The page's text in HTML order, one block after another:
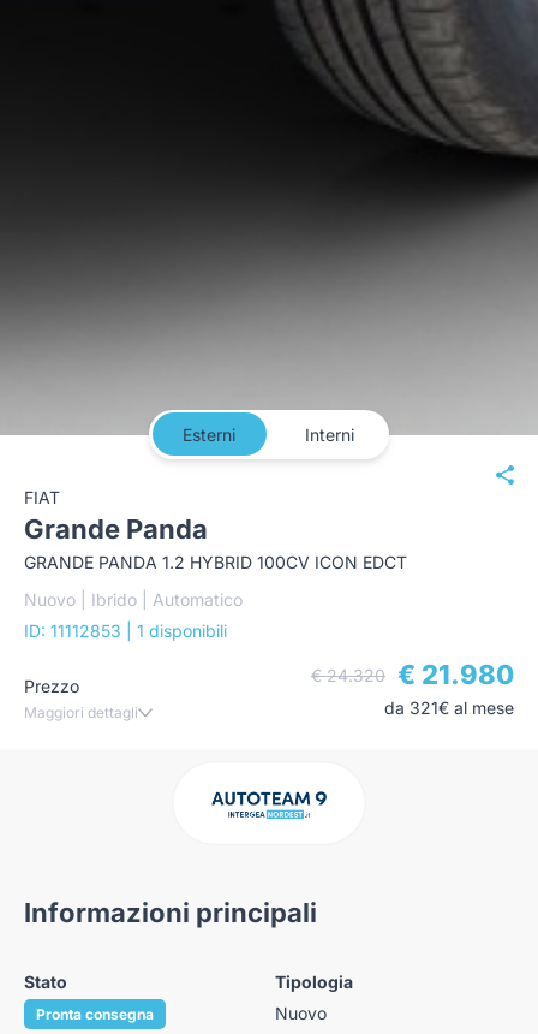
Esterni Interni
FIAT
Grande Panda
GRANDE PANDA 1.2 HYBRID 100CV ICON EDCT
Nuovo | Ibrido | Automatico
ID: 11112853
| 1 disponibili
Prezzo
Maggiori dettagli
€ 24.320 € 21.980
da 321€ al mese
Informazioni principali
Stato
Pronta consegna
Tipologia
Nuovo